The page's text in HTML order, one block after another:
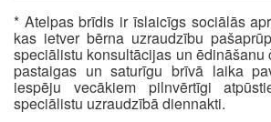
* Atelpas brīdis ir īslaicīgs sociālās
kas ietver bērna uzraudzību
speciālistu konsultācijas un ēdināšanu
pastaigas un saturīgu brīvā laika
iespēju vecākiem pilnvērtīgi
speciālistu uzraudzībā diennakti.